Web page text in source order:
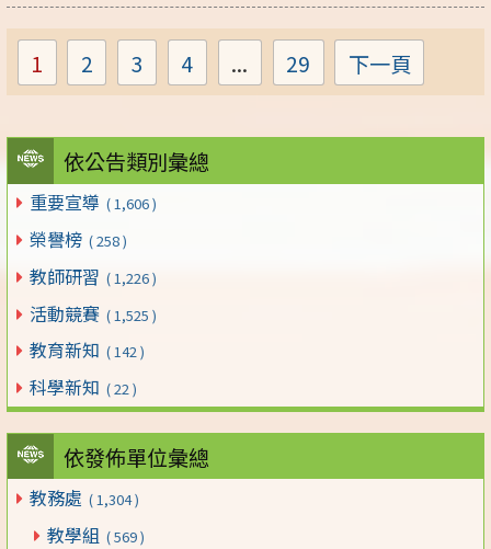
依公告類別彙總
重要宣導 ( 1,606 )
榮譽榜 ( 258 )
教師研習 ( 1,226 )
活動競賽 ( 1,525 )
教育新知 ( 142 )
科學新知 ( 22 )
依發佈單位彙總
教務處 ( 1,304 )
教學組 ( 569 )
Page
1 Page
2 Page
3 Page
4 ... Page
29 下一頁